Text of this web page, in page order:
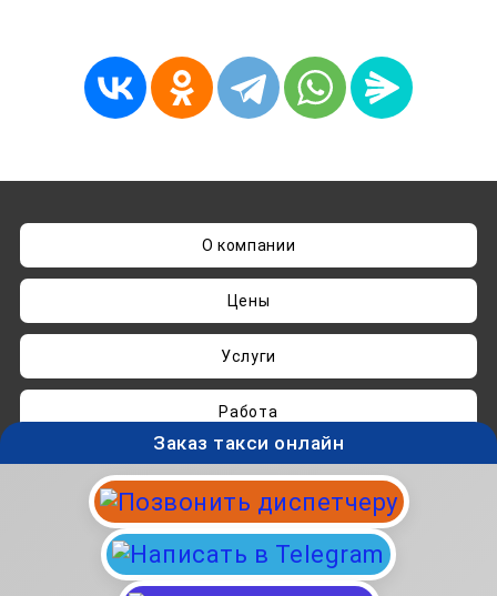
О компании
Цены
Услуги
Работа
Нашли ошибку? Пишите наadmin@taksisvo.ru
Такси для СВОих - taksisvo.ru © 05.2025-2026.
Вся информация на данном сайте носит
исключительно ознакомительный характер и не
является публичной офертой.
Заказ такси онлайн